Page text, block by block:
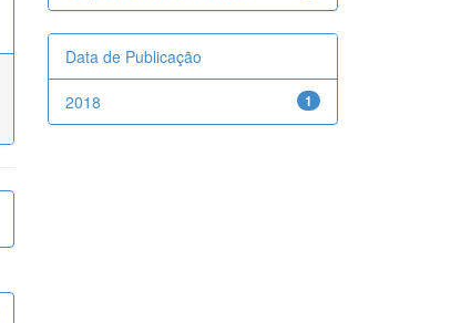
Data de Publicação
1
2018